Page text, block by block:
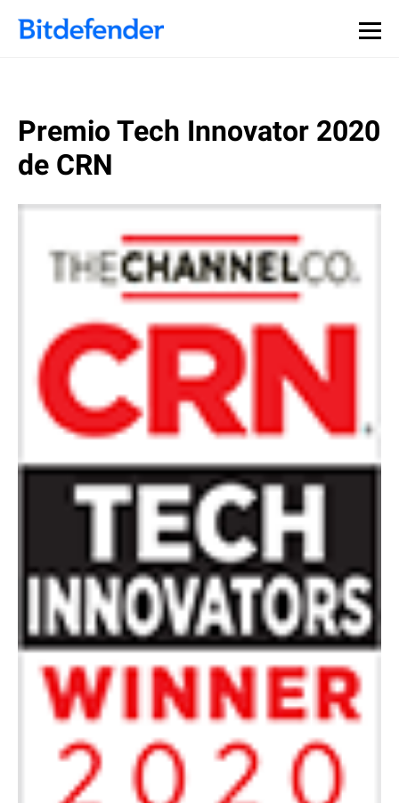
Premio Tech Innovator 2020
de CRN